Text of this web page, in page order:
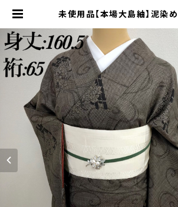
未使用品【本場大島紬】泥染
夢美月